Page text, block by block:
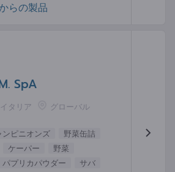
らの製品
SpA
イタリア グローバル
ンピニオンズ
野菜缶詰
ケーパー
野菜
パプリカパウダー
サバ